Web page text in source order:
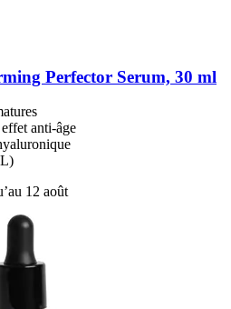
Perfector Serum, 30 ml
anti-âge
12 août